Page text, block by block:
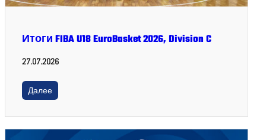
Итоги FIBA U18 EuroBasket 2026, Division C
27.07.2026
Далее